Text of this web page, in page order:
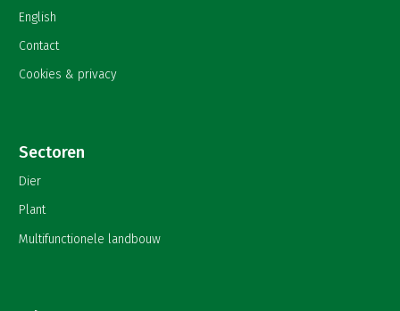
English
Contact
Cookies & privacy
Sectoren
Dier
Plant
Multifunctionele landbouw